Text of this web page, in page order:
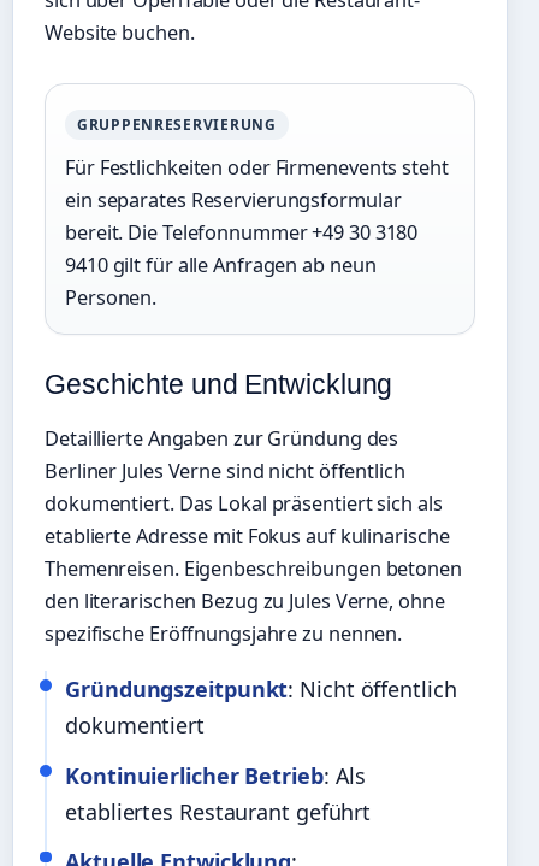
Website buchen.
GRUPPENRESERVIERUNG
Für Festlichkeiten oder Firmenevents steht
ein separates Reservierungsformular
bereit. Die Telefonnummer +49 30 3180
9410 gilt für alle Anfragen ab neun
Personen.
Geschichte und Entwicklung
Detaillierte Angaben zur Gründung des
Berliner Jules Verne sind nicht öffentlich
dokumentiert. Das Lokal präsentiert sich als
etablierte Adresse mit Fokus auf kulinarische
Themenreisen. Eigenbeschreibungen betonen
den literarischen Bezug zu Jules Verne, ohne
spezifische Eröffnungsjahre zu nennen.
Gründungszeitpunkt: Nicht öffentlich
dokumentiert
Kontinuierlicher Betrieb: Als
etabliertes Restaurant geführt